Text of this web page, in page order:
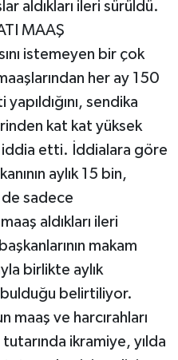
aldıkları ileri sürüldü.
MAAŞ
istemeyen bir çok
her ay 150
sendika
kat kat yüksek
iddia etti. İddialara göre
aylık 15 bin,
sadece
aldıkları ileri
makam
birlikte aylık
bulduğu belirtiliyor.
maaş ve harcırahları
tutarında ikramiye, yılda